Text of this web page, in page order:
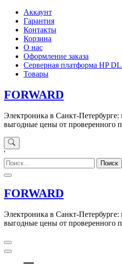
Перейти
содержимому
Аккаунт
Гарантия
Контакты
Корзина
О нас
Оформление заказа
Серверная платформа HP
Товары
FORWARD
Электроника в Санкт-
выгодные цены от проверенного
'
Найти:
FORWARD
Электроника в Санкт-
выгодные цены от проверенного